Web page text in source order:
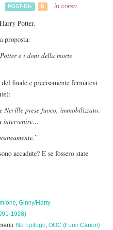
POST-DH R in corso
Potter.
proposta:
e i doni della morte
finale e precisamente fermatevi
prese fuoco, immobilizzato.
intervenire…
accadute? E se fossero state
, Ginny/Harry
1998)
No Epilogo, OOC (Fuori Canon)